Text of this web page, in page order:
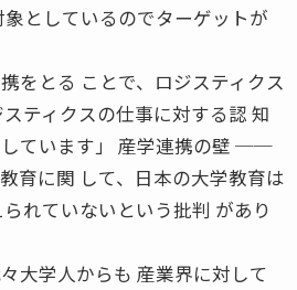
としているのでターゲットが
をとる ことで、ロジスティクス
ティクスの仕事に対する認 知
ています」 産学連携の壁 ──
育に関 して、日本の大学教育は
れていないという批判 があり
大学人からも 産業界に対して